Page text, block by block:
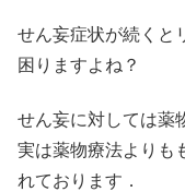
せん妄症状が続くと
困りますよね？
せん妄に対しては薬
実は薬物療法よりも
れております．